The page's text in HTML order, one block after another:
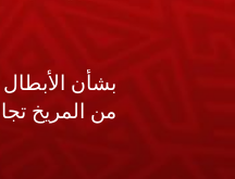
بشأن
من المريخ